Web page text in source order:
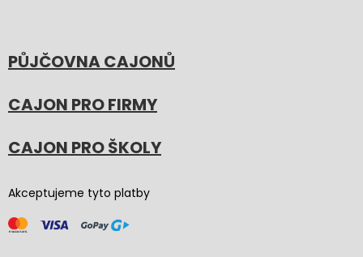
PŮJČOVNA CAJONŮ
CAJON PRO FIRMY
CAJON PRO ŠKOLY
Akceptujeme tyto platby